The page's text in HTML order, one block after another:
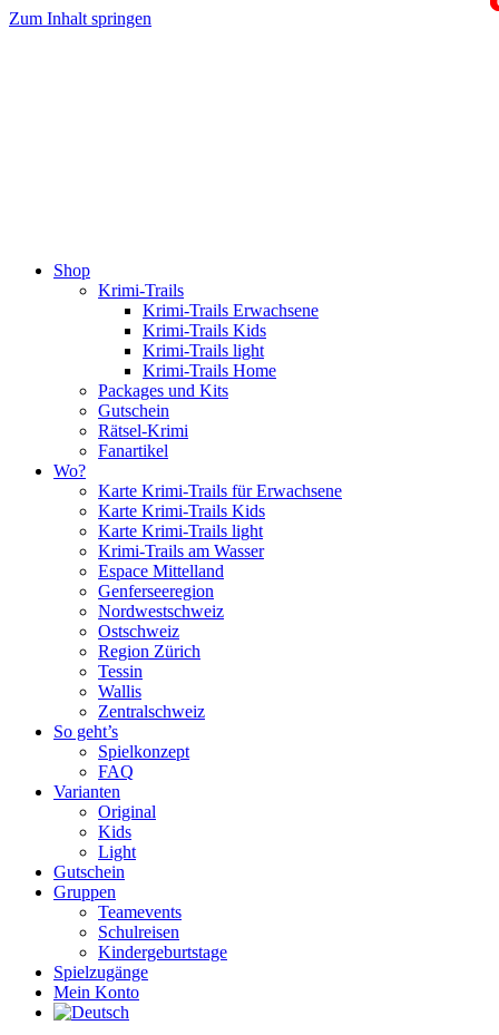
Zum Inhalt springen
Shop
Krimi-Trails
Krimi-Trails Erwachsene
Krimi-Trails Kids
Krimi-Trails light
Krimi-Trails Home
Packages und Kits
Gutschein
Rätsel-Krimi
Fanartikel
Wo?
Karte Krimi-Trails für Erwachsene
Karte Krimi-Trails Kids
Karte Krimi-Trails light
Krimi-Trails am Wasser
Espace Mittelland
Genferseeregion
Nordwestschweiz
Ostschweiz
Region Zürich
Tessin
Wallis
Zentralschweiz
So geht’s
Spielkonzept
FAQ
Varianten
Original
Kids
Light
Gutschein
Gruppen
Teamevents
Schulreisen
Kindergeburtstage
Spielzugänge
Mein Konto